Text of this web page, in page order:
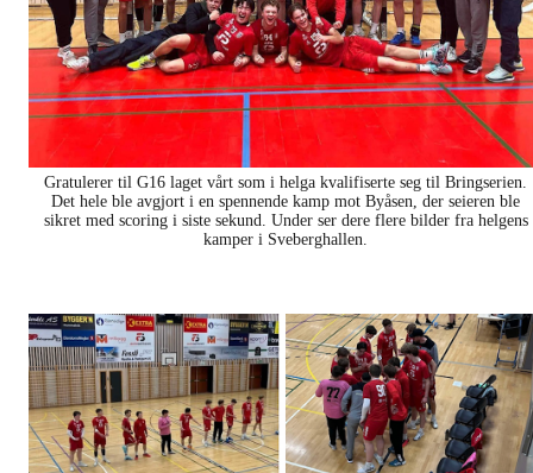
Gratulerer til G16 laget vårt som i helga kvalifiserte seg til Bringserien.
Det hele ble avgjort i en spennende kamp mot Byåsen, der seieren ble
sikret med scoring i siste sekund. Under ser dere flere bilder fra helgens
kamper i Sveberghallen.